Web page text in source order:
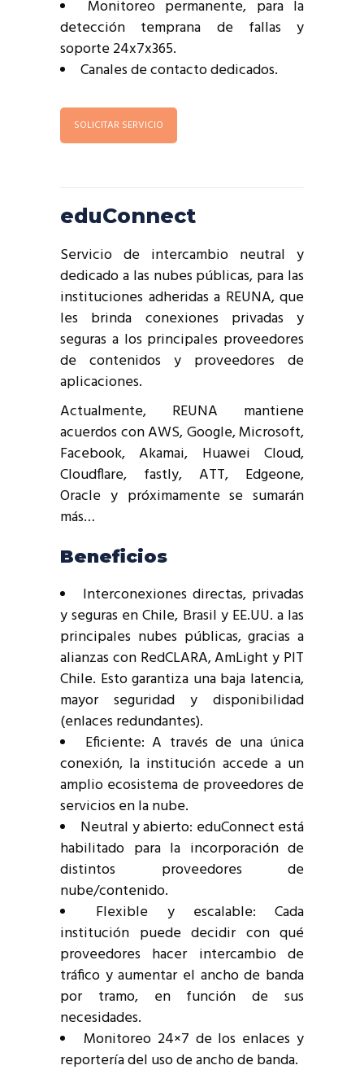
Monitoreo permanente, para la
detección temprana de fallas y
soporte 24x7x365.
Canales de contacto dedicados.
SOLICITAR SERVICIO
eduConnect
Servicio de intercambio neutral y
dedicado a las nubes públicas, para las
instituciones adheridas a REUNA, que
les brinda conexiones privadas y
seguras a los principales proveedores
de contenidos y proveedores de
aplicaciones.
Actualmente, REUNA mantiene
acuerdos con AWS, Google, Microsoft,
Facebook, Akamai, Huawei Cloud,
Cloudflare, fastly, ATT, Edgeone,
Oracle y próximamente se sumarán
más…
Beneficios
Interconexiones directas, privadas
y seguras en Chile, Brasil y EE.UU. a las
principales nubes públicas, gracias a
alianzas con RedCLARA, AmLight y PIT
Chile. Esto garantiza una baja latencia,
mayor seguridad y disponibilidad
(enlaces redundantes).
Eficiente: A través de una única
conexión, la institución accede a un
amplio ecosistema de proveedores de
servicios en la nube.
Neutral y abierto: eduConnect está
habilitado para la incorporación de
distintos proveedores de
nube/contenido.
Flexible y escalable: Cada
institución puede decidir con qué
proveedores hacer intercambio de
tráfico y aumentar el ancho de banda
por tramo, en función de sus
necesidades.
Monitoreo 24×7 de los enlaces y
reportería del uso de ancho de banda.